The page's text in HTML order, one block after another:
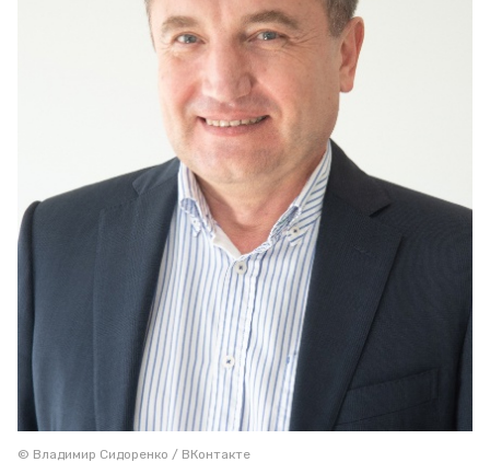
© Владимир Сидоренко / ВКонтакте